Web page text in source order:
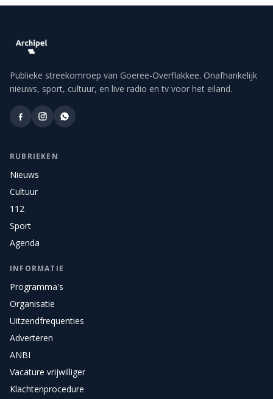
Publieke streekomroep van Goeree-Overflakkee. Onafhankelijk
nieuws, sport, cultuur, en live radio en tv voor het eiland.
RUBRIEKEN
Nieuws
Cultuur
112
Sport
Agenda
INFORMATIE
Programma's
Organisatie
Uitzendfrequenties
Adverteren
ANBI
Vacature vrijwilliger
Klachtenprocedure